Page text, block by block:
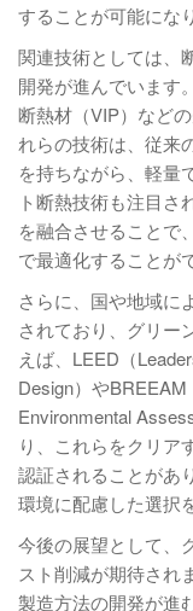
することが可能にな
関連技術としては、
開発が進んでいます
断熱材（VIP）など
れらの技術は、従来
を持ちながら、軽量
ト断熱技術も注目さ
を融合させることで
で最適化することが
さらに、国や地域に
されており、グリー
えば、LEED（
Design）や
Environmental
り、これらをクリア
認証されることがあ
環境に配慮した選択
今後の展望として、
スト削減が期待され
製造方法の開発が進